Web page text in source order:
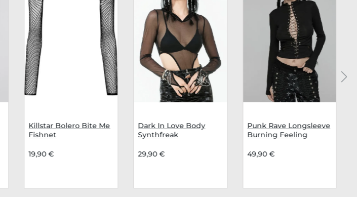
von 4 von 5 Sternen
Killstar Bolero Bite Me
Fishnet
19,90 €
Dark In Love Body
Synthfreak
29,90 €
Punk Rave Longsleeve
Burning Feeling
49,90 €